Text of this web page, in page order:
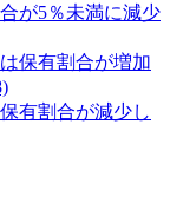
が5％未満に減少
保有割合が増加
有割合が減少し